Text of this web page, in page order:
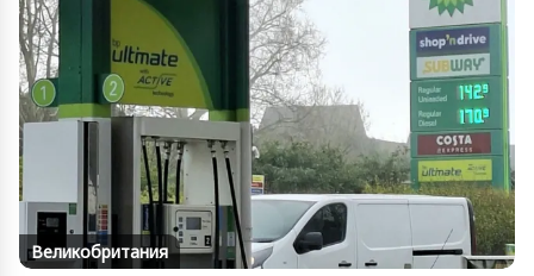
Великобритания